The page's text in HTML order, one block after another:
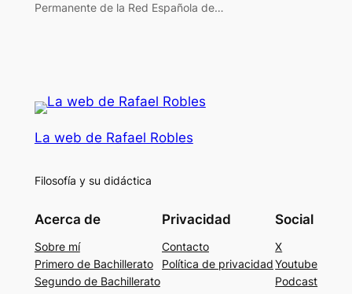
Permanente de la Red Española de…
La web de Rafael Robles
Filosofía y su didáctica
Acerca de
Sobre mí
Primero de Bachillerato
Segundo de Bachillerato
Privacidad
Contacto
Política de privacidad
Social
X
Youtube
Podcast